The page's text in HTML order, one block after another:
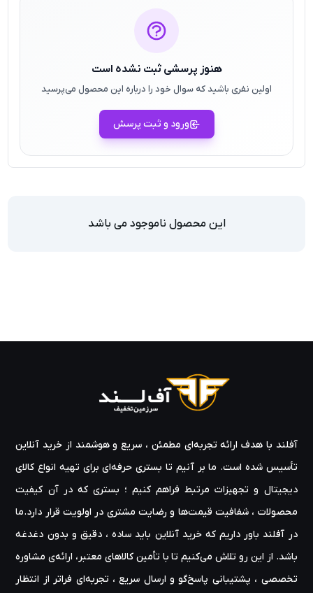
هنوز پرسشی ثبت نشده است
اولین نفری باشید که سوال خود را درباره این محصول می‌پرسید
ورود و ثبت پرسش
این محصول ناموجود می باشد
آفلند با هدف ارائه‌ تجربه‌ای مطمئن ، سریع و هوشمند از خرید آنلاین
تأسیس شده است. ما بر آنیم تا بستری حرفه‌ای برای تهیه‌ انواع کالای
دیجیتال و تجهیزات مرتبط فراهم کنیم ؛ بستری که در آن کیفیت
محصولات ، شفافیت قیمت‌ها و رضایت مشتری در اولویت قرار دارد.ما
در آفلند باور داریم که خرید آنلاین باید ساده ، دقیق و بدون دغدغه
باشد. از این رو تلاش می‌کنیم تا با تأمین کالاهای معتبر، ارائه‌ی مشاوره‌
تخصصی ، پشتیبانی پاسخ‌گو و ارسال سریع ، تجربه‌ای فراتر از انتظار